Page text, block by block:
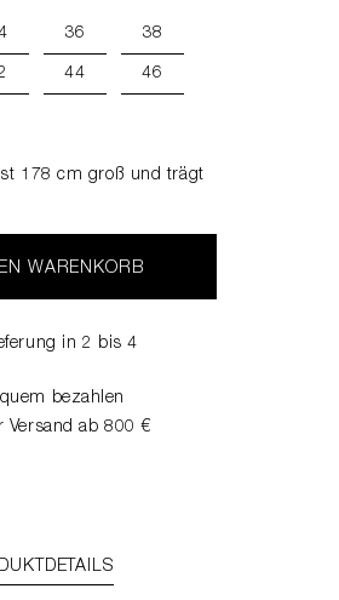
36 38
44 46
178 cm groß und trägt
WARENKORB
in 2 bis 4
bezahlen
Versand ab 800 €